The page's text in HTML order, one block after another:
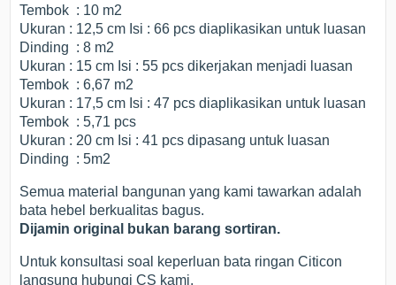
Tembok : 10 m2
Ukuran : 12,5 cm Isi : 66 pcs diaplikasikan untuk luasan
Dinding : 8 m2
Ukuran : 15 cm Isi : 55 pcs dikerjakan menjadi luasan
Tembok : 6,67 m2
Ukuran : 17,5 cm Isi : 47 pcs diaplikasikan untuk luasan
Tembok : 5,71 pcs
Ukuran : 20 cm Isi : 41 pcs dipasang untuk luasan
Dinding : 5m2
Semua material bangunan yang kami tawarkan adalah
bata hebel berkualitas bagus.
Dijamin original bukan barangsortiran.
Untuk konsultasi soal keperluan bata ringan Citicon
langsung hubungi CS kami.